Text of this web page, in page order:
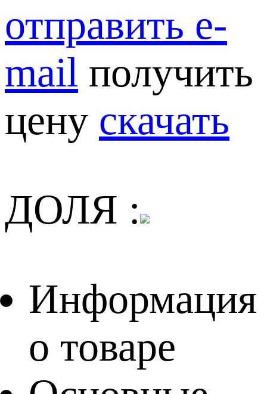
отправить e-
mail получить
цену скачать
ДОЛЯ :
Информация
о товаре